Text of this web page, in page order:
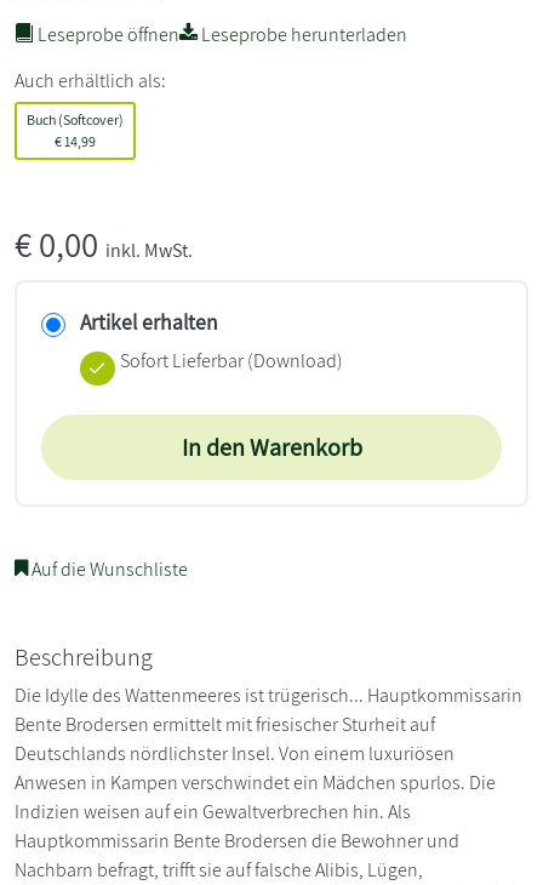
Leseprobe öffnen
Leseprobe herunterladen
Auch erhältlich als:
Buch (Softcover)
€ 14,99
€0,00 inkl. MwSt.
Artikel erhalten
Sofort Lieferbar (Download)
In den Warenkorb
Auf die Wunschliste
Beschreibung
Die Idylle des Wattenmeeres ist trügerisch... Hauptkommissarin
Bente Brodersen ermittelt mit friesischer Sturheit auf
Deutschlands nördlichster Insel. Von einem luxuriösen
Anwesen in Kampen verschwindet ein Mädchen spurlos. Die
Indizien weisen auf ein Gewaltverbrechen hin. Als
Hauptkommissarin Bente Brodersen die Bewohner und
Nachbarn befragt, trifft sie auf falsche Alibis, Lügen,